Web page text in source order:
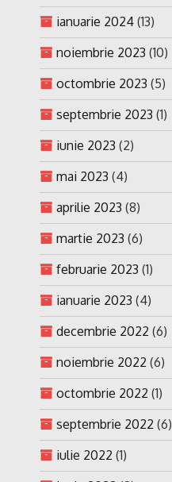
ianuarie 2024 (13)
noiembrie 2023 (10)
octombrie 2023 (5)
septembrie 2023 (1)
iunie 2023 (2)
mai 2023 (4)
aprilie 2023 (8)
martie 2023 (6)
februarie 2023 (1)
ianuarie 2023 (4)
decembrie 2022 (6)
noiembrie 2022 (6)
octombrie 2022 (1)
septembrie 2022 (6)
iulie 2022 (1)